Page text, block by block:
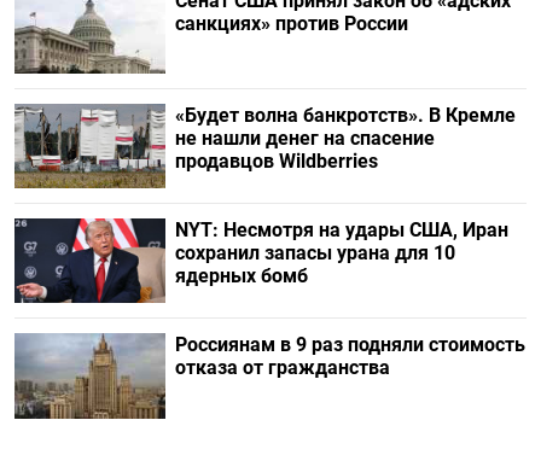
санкциях» против России
«Будет волна банкротств». В Кремле
не нашли денег на спасение
продавцов Wildberries
NYT: Несмотря на удары США, Иран
сохранил запасы урана для 10
ядерных бомб
Россиянам в 9 раз подняли стоимость
отказа от гражданства